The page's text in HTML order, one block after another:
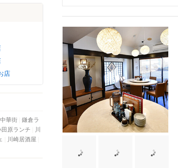
店
中華街 鎌倉ラ
田原ランチ
川
川崎居酒屋